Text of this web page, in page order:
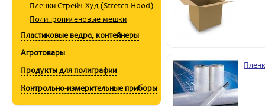
Пленки Стрейч-Худ (Stretch Hood)
Полипропиленовые мешки
Пластиковые ведра, контейнеры
Агротовары
Продукты для полиграфии
Контрольно-измерительные приборы